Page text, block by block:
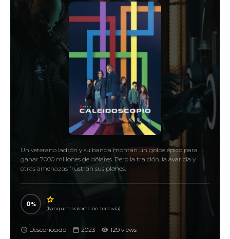
Un veterano ladrón y su banda montan un golpe épico para
ganar 7000 millones de dólares. Pero la traición, la avaricia y
otras amenazas frustran sus planes.
0
(Ninguna valoración todavía)
Desconocido 2023 129 views